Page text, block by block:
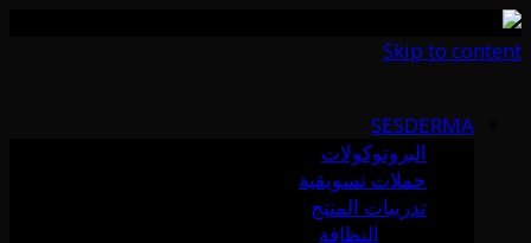
Skip to content
SESDERMA
البروتوكولات
حملات تسويقية
تدريبات المنتج
النظافة